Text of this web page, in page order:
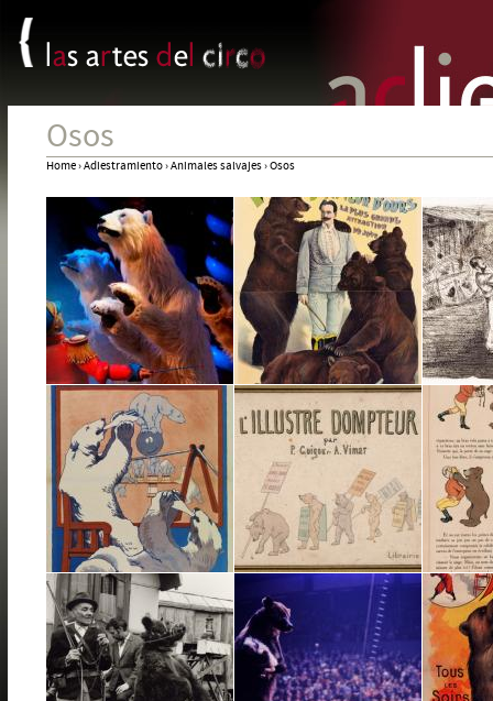
Osos
You
here
Home›Adiestramiento›Animales salvajes›Osos
Panel de gestión de cookies